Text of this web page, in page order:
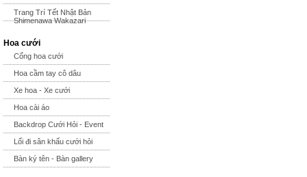
Trang Trí Tết Nhật Bản
Shimenawa Wakazari
Hoa cưới
Cổng hoa cưới
Hoa cầm tay cô dâu
Xe hoa - Xe cưới
Hoa cài áo
Backdrop Cưới Hỏi - Event
Lối đi sân khấu cưới hỏi
Bàn ký tên - Bàn gallery